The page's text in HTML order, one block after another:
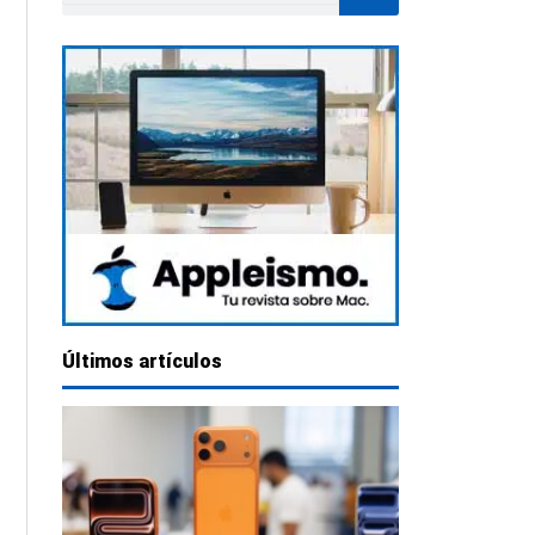
Últimos artículos